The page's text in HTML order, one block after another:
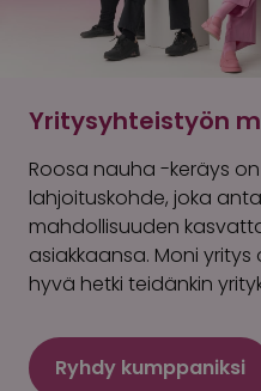
Yritysyhteistyön
Roosa nauha -keräys
lahjoituskohde, joka
mahdollisuuden
asiakkaansa. Moni
hyvä hetki teidänkin
Ryhdy kumppaniksi